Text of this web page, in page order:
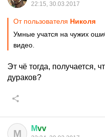
22:15, 30.03.2017
От пользователя Hиколя
Умные учатся на чужих
видео.
Эт чё тогда, получается,
дураков?
М Мvv